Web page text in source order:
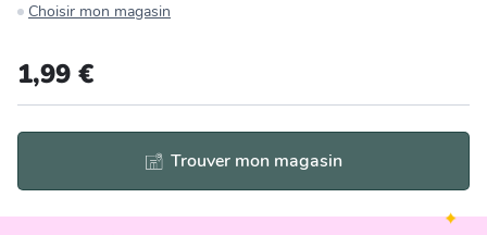
Choisir mon magasin
1,99 €
Trouver mon magasin